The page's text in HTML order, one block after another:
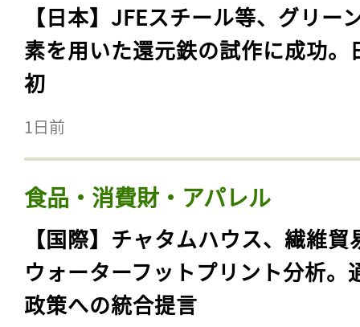
【日本】JFEスチール等、グリー
素を用いた還元鉄の試作に成功。
初
1日前
食品・消費財・アパレル
【国際】チャタムハウス、繊維貿
ウォーターフットプリント分析。
政策への統合提言